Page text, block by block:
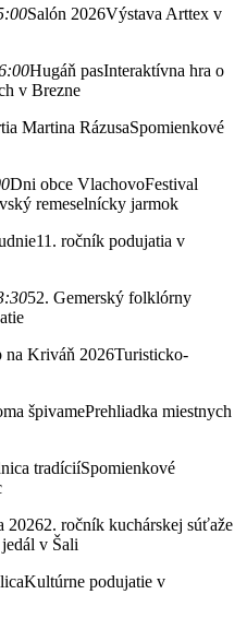
Salón 2026Výstava Arttex v
Hugáň pasInteraktívna hra o
v Brezne
Martina RázusaSpomienkové
Dni obce VlachovoFestival
remeselnícky jarmok
11. ročník podujatia v
52. Gemerský folklórny
na Kriváň 2026Turisticko-
špivamePrehliadka miestnych
tradíciíSpomienkové
20262. ročník kuchárskej súťaže
v Šali
Kultúrne podujatie v